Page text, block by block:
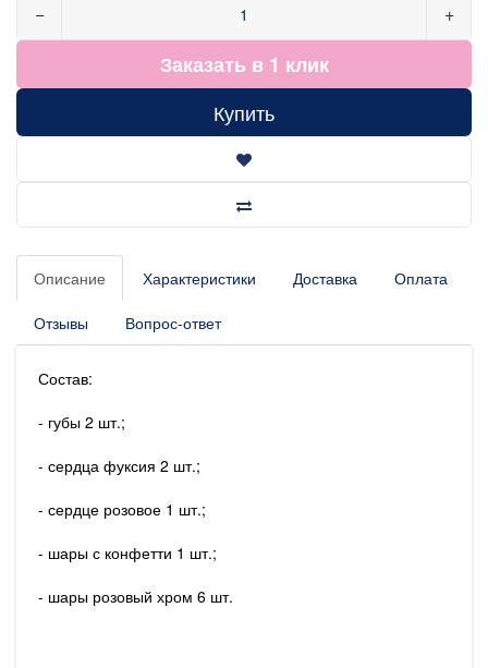
− +
Заказать в 1 клик
Купить
Описание Характеристики Доставка Оплата
Отзывы Вопрос-ответ
Состав:
- губы 2 шт.;
- сердца фуксия 2 шт.;
- сердце розовое 1 шт.;
- шары с конфетти 1 шт.;
- шары розовый хром 6 шт.